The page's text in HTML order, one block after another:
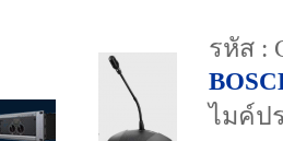
รหัส :
ไมค์ป